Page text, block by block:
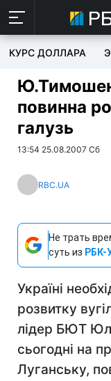
КУРС ДОЛЛАРА
повинна
галузь
13:54 25.08.2007 Сб
RBC.UA
Не трать
суть из РБК-
Україні
розвитку
лідер БЮТ
сьогодні на
Луганську,